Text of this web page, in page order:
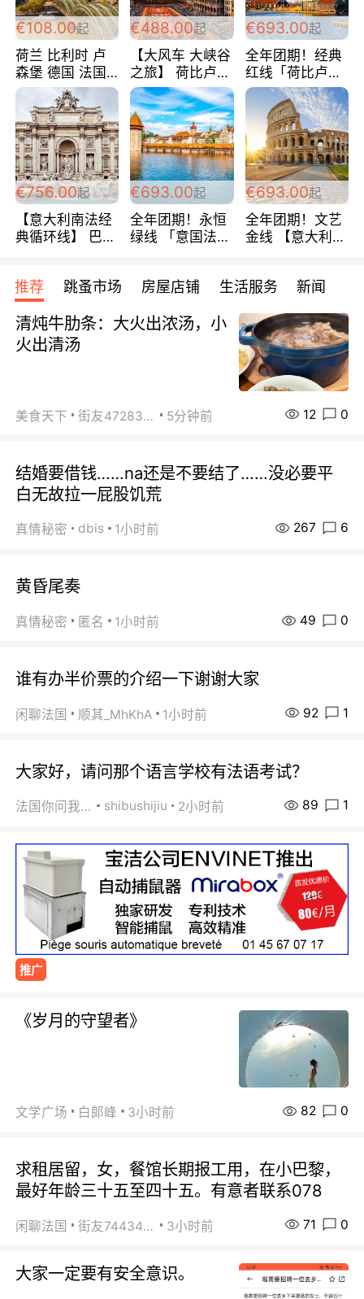
€108.00起
荷兰 比利时 卢
森堡 德国 法国
超爽玩遍西欧 循
环线 全程四星宾
馆 108欧/人/天
€488.00起
【大风车 大峡谷
之旅】 荷比卢德
法 巴黎上下 经
典五国四日游
488欧/人
€693.00起
全年团期！经典
红线「荷比卢德
法」七天循环 五
国 仅售99欧/人/
天！巴黎上下！
包拼房~
€756.00起
【意大利南法经
典循环线】 巴黎
宾馆 108欧/天起
全程756欧/位
€693.00起
全年团期！永恒
绿线 「意国法
欧/天起 ~包拼房
€693.00起
全年团期！文艺
金线 【意大利一
每周铁发！
推荐 跳蚤市场 房屋店铺 生活服务 新闻
清炖牛肋条：大火出浓汤，小
火出清汤
美食天下 街友472838572 5分钟前 12 0
结婚要借钱……na还是不要结了……没必要平
白无故拉一屁股饥荒
真情秘密 dbis 1小时前 267 6
黄昏尾奏
真情秘密 匿名 1小时前 49 0
谁有办半价票的介绍一下谢谢大家
闲聊法国 顺其_MhKhA 1小时前 92 1
大家好，请问那个语言学校有法语考试？
法国你问我答 shibushijiu 2小时前 89 1
推广
《岁月的守望者》
文学广场 白郞峰 3小时前 82 0
求租居留，女，餐馆长期报工用，在小巴黎，
最好年龄三十五至四十五。有意者联系078
闲聊法国 街友74434350 3小时前 71 0
大家一定要有安全意识。